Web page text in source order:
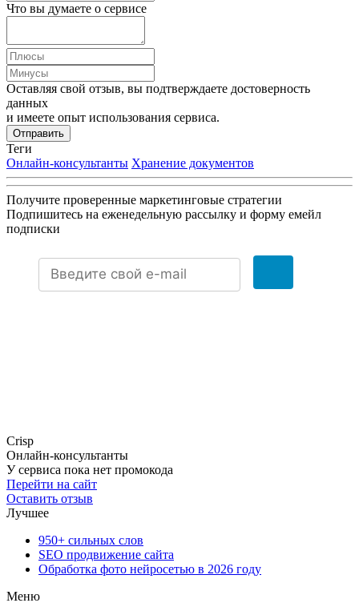
Что вы думаете о сервисе
Оставляя свой отзыв, вы подтверждаете достоверность
данных
и имеете опыт использования сервиса.
Отправить
Теги
Онлайн-консультанты Хранение документов
Получите проверенные маркетинговые стратегии
Подпишитесь на еженедельную рассылку и форму емейл
подписки
Crisp
Онлайн-консультанты
У сервиса пока нет промокода
Перейти на сайт
Оставить отзыв
Лучшее
950+ сильных слов
SEO продвижение сайта
Обработка фото нейросетью в 2026 году
Меню